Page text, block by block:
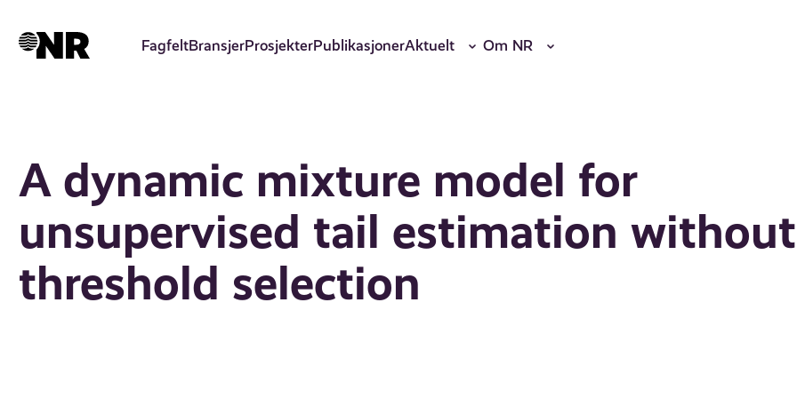
hovedinnhold
FagfeltBransjerProsjekterPublikasjonerAktuelt Om NR
A dynamic mixture model for
unsupervised tail estimation without
threshold selection